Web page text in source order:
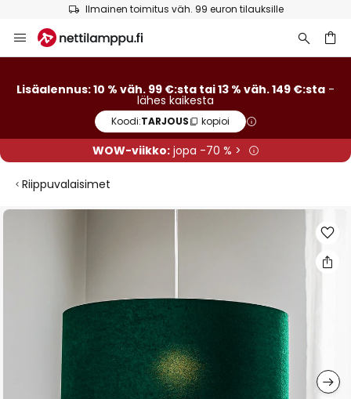
Ilmainen toimitus väh. 99 euron tilauksille
to
Lisäalennus: 10 % väh. 99 €:sta tai 13 % väh. 149 €:sta -
lähes kaikesta
Koodi:TARJOUS kopioi
WOW-viikko:jopa -70 % >
Riippuvalaisimet
Skip